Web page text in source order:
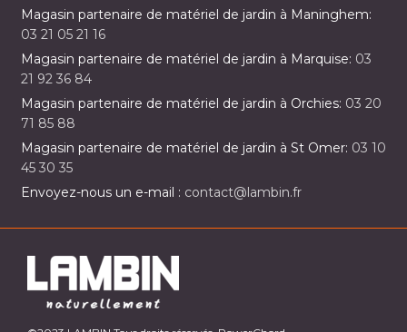
Magasin partenaire de matériel de jardin à Maninghem:
03 21 05 21 16
Magasin partenaire de matériel de jardin à Marquise: 03
21 92 36 84
Magasin partenaire de matériel de jardin à Orchies: 03 20
71 85 88
Magasin partenaire de matériel de jardin à St Omer: 03 10
45 30 35
Envoyez-nous un e-mail : contact@lambin.fr